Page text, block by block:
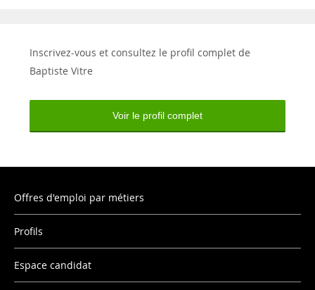
Inscrivez-vous et consultez le profil complet de
Baptiste Vitre
Voir le profil complet
Offres d'emploi par métiers
Profils
Espace candidat